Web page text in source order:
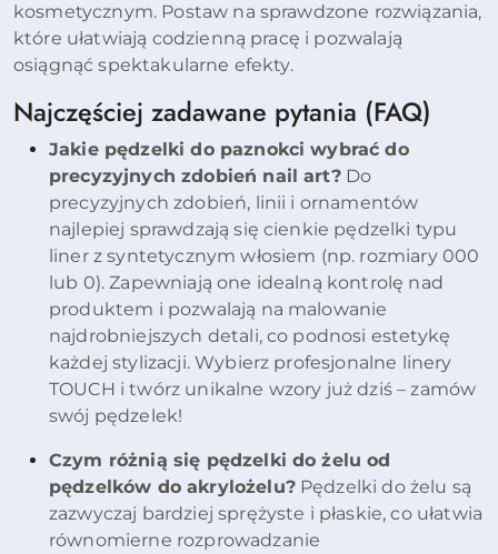
kosmetycznym. Postaw na sprawdzone rozwiązania,
które ułatwiają codzienną pracę i pozwalają
osiągnąć spektakularne efekty.
Najczęściej zadawane pytania (FAQ)
Jakie pędzelki do paznokci wybrać do
precyzyjnych zdobień nail art?Do
precyzyjnych zdobień, linii i ornamentów
najlepiej sprawdzają się cienkie pędzelki typu
liner z syntetycznym włosiem (np. rozmiary 000
lub 0). Zapewniają one idealną kontrolę nad
produktem i pozwalają na malowanie
najdrobniejszych detali, co podnosi estetykę
każdej stylizacji. Wybierz profesjonalne linery
TOUCH i twórz unikalne wzory już dziś – zamów
swój pędzelek!
Czym różnią się pędzelki do żelu od
pędzelków do akrylożelu?Pędzelki do żelu są
zazwyczaj bardziej sprężyste i płaskie, co ułatwia
równomierne rozprowadzanie